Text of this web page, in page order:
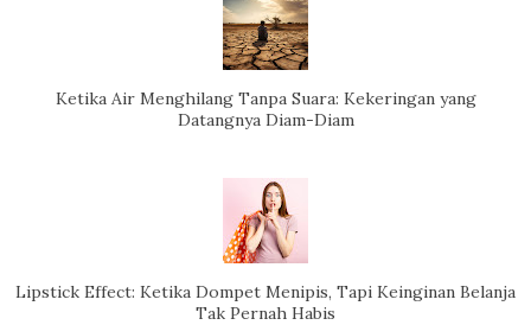
Ketika Air Menghilang Tanpa Suara: Kekeringan yang
Datangnya Diam-Diam
Lipstick Effect: Ketika Dompet Menipis, Tapi Keinginan Belanja
Tak Pernah Habis